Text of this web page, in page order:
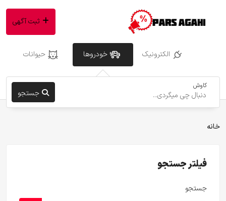
الکترونیک خودروها حیوانات
کاوش
جستجو
ثبت آگهی
خانه
فیلتر جستجو
جستجو